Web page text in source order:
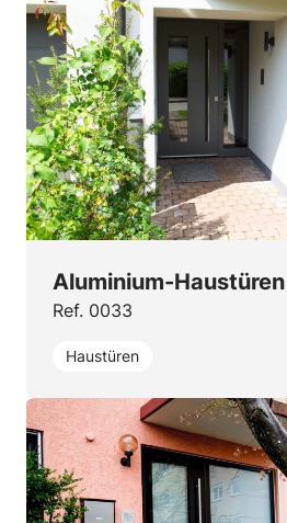
Aluminium-Haustüren
Ref. 0033
Haustüren